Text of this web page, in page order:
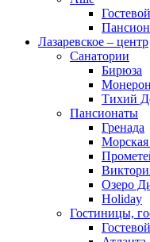
Лазаревское – центр
Санатории
Бирюза
Тихий
Пансионаты
Гренада
Морская
Озеро
Holiday
Гостиницы,